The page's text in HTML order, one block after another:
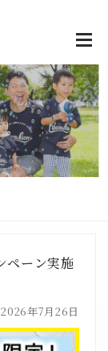
ペーン実施
2026年7月26日